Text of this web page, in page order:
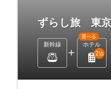
ずらし旅 東京
新幹線 ホテル
選べる
2泊